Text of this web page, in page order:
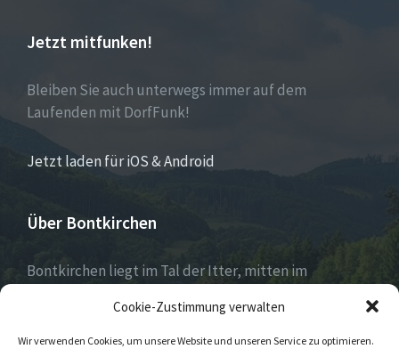
Cookie-Zustimmung verwalten
Wir verwenden Cookies, um unsere Website und unseren Service zu optimieren.
Jetzt mitfunken!
Bleiben Sie auch unterwegs immer auf dem
Laufenden mit DorfFunk!
Jetzt laden für iOS & Android
Über Bontkirchen
Bontkirchen liegt im Tal der Itter, mitten im
Weltcuportes Willingen.